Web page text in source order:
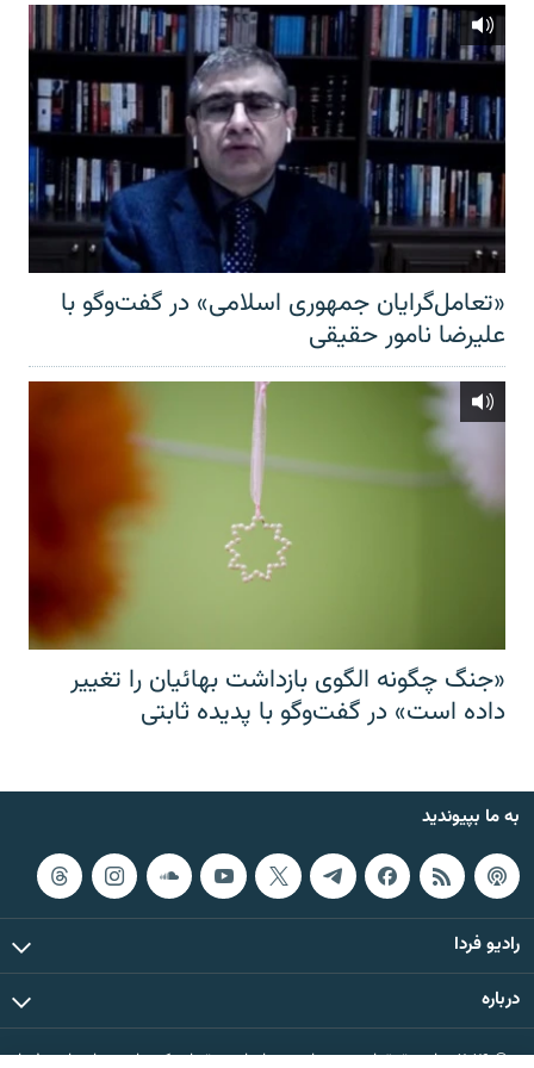
«تعامل‌گرایان جمهوری اسلامی» در گفت‌وگو با
علیرضا نامور حقیقی
«جنگ چگونه الگوی بازداشت بهائیان را تغییر
داده است» در گفت‌وگو با پدیده ثابتی
به ما بپیوندید
رادیو فردا
درباره
© ۲۰۲۶ تمام حقوق این وب‌سایت، بر اساس مقررات کپی‌رایت، برای رادیو فردا